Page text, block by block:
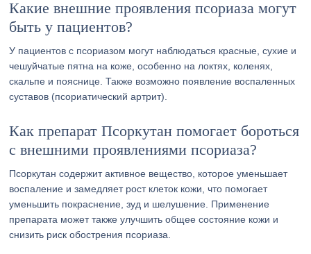
Какие внешние проявления псориаза могут
быть у пациентов?
У пациентов с псориазом могут наблюдаться красные, сухие и
чешуйчатые пятна на коже, особенно на локтях, коленях,
скальпе и пояснице. Также возможно появление воспаленных
суставов (псориатический артрит).
Как препарат Псоркутан помогает бороться
с внешними проявлениями псориаза?
Псоркутан содержит активное вещество, которое уменьшает
воспаление и замедляет рост клеток кожи, что помогает
уменьшить покраснение, зуд и шелушение. Применение
препарата может также улучшить общее состояние кожи и
снизить риск обострения псориаза.